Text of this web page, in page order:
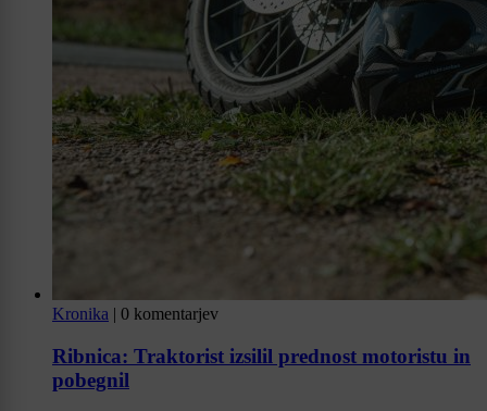
Kronika | 0 komentarjev
Ribnica: Traktorist izsilil prednost motoristu in
pobegnil